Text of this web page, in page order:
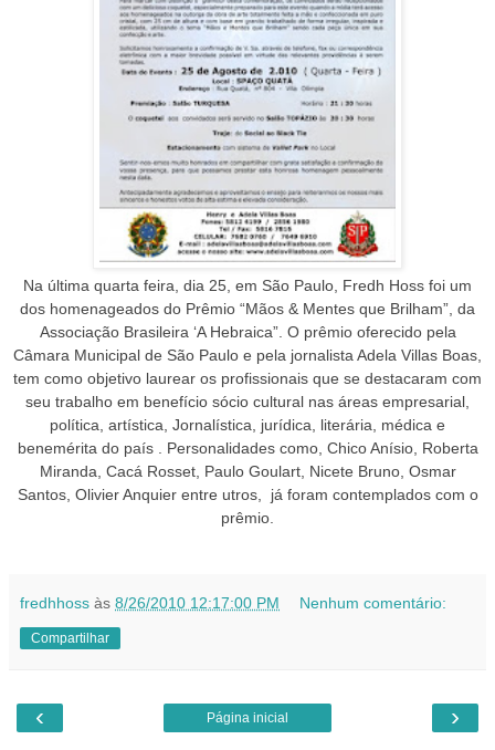
Na última quarta feira, dia 25, em São Paulo, Fredh Hoss foi um
dos homenageados do Prêmio “Mãos & Mentes que Brilham”, da
Associação Brasileira ‘A Hebraica”. O prêmio oferecido pela
Câmara Municipal de São Paulo e pela jornalista Adela Villas Boas,
tem como objetivo laurear os profissionais que se destacaram com
seu trabalho em benefício sócio cultural nas áreas empresarial,
política, artística, Jornalística, jurídica, literária, médica e
benemérita do país . Personalidades como, Chico Anísio, Roberta
Miranda, Cacá Rosset, Paulo Goulart, Nicete Bruno, Osmar
Santos, Olivier Anquier entre utros, já foram contemplados com o
prêmio.
fredhhoss às 8/26/2010 12:17:00 PM Nenhum comentário:
Compartilhar
‹ ›
Página inicial